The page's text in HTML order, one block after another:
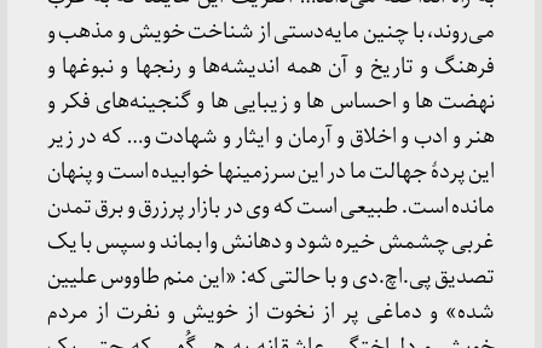
می‌روند، با چنین مایه‌دستی از شناخت خویش و مذهب و
فرهنگ و تاریخ و آن همه اندیشه‌ها و رنجها و نبوغها و
نهضت ها و احساس ها و زیبایی ها و گنجینه‌های فکر و
هنر و ادب و اخلاق و آرمان و ایثار و شهادت و… که در زیر
این پردۀ جهالت ما در این سرزمینها خوابیده است و پنهان
مانده است. طبیعی است که وی در بازار پرزرق و برق تمدن
غربی چشمش خیره شود و دهانش وا بماند و سپس با یک
تصدیق پی.اچ.دی و با حالتی که: «این منم طاووس علیین
شده» و دماغی پر از نخوت از خویش و نفرت از مردم